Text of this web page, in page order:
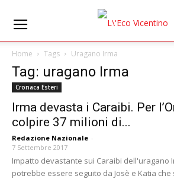
Home Tags Uragano Irma
Tag: uragano Irma
Cronaca Esteri
Irma devasta i Caraibi. Per
colpire 37 milioni di...
Redazione Nazionale -
7 Settembre 2017
Impatto devastante sui Caraibi dell'uragano
potrebbe essere seguito da Josè e Katia